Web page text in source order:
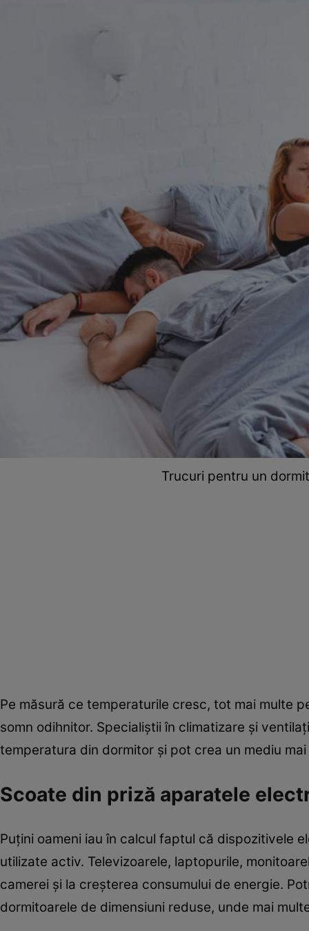
Trucuri pentru un
Pe măsură ce temperaturile cresc, tot mai multe
somn odihnitor. Specialiștii în climatizare și
temperatura din dormitor și pot crea un mediu
Scoate din priză aparatele
Puțini oameni iau în calcul faptul că dispozitivele
utilizate activ. Televizoarele, laptopurile,
camerei și la creșterea consumului de energie.
dormitoarele de dimensiuni reduse, unde mai